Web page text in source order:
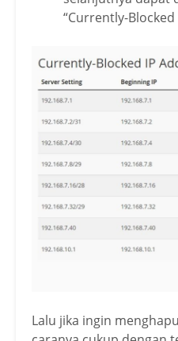
“Currently-Blocked
Lalu jika ingin